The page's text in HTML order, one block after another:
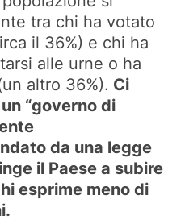
tra chi ha votato
il 36%) e chi ha
alle urne o ha
altro 36%). Ci
“governo di
da una legge
il Paese a subire
esprime meno di